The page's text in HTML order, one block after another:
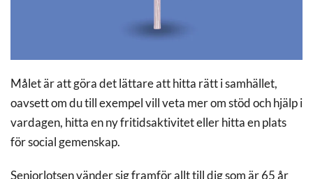
Målet är att göra det lättare att hitta rätt i samhället,
oavsett om du till exempel vill veta mer om stöd och hjälp i
vardagen, hitta en ny fritidsaktivitet eller hitta en plats
för social gemenskap.
Seniorlotsen vänder sig framför allt till dig som är 65 år